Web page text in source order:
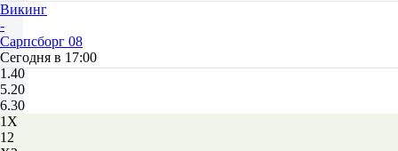
Викинг
-
Сарпсборг 08
Сегодня в 17:00
1.40
5.20
6.30
1X
12